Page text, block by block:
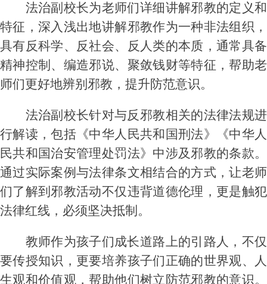
法治副校长为老师们详细讲解邪教的定义和
特征，深入浅出地讲解邪教作为一种非法组织，
具有反科学、反社会、反人类的本质，通常具备
精神控制、编造邪说、聚敛钱财等特征，帮助老
师们更好地辨别邪教，提升防范意识。
法治副校长针对与反邪教相关的法律法规进
行解读，包括《中华人民共和国刑法》《中华人
民共和国治安管理处罚法》中涉及邪教的条款。
通过实际案例与法律条文相结合的方式，让老师
们了解到邪教活动不仅违背道德伦理，更是触犯
法律红线，必须坚决抵制。
教师作为孩子们成长道路上的引路人，不仅
要传授知识，更要培养孩子们正确的世界观、人
生观和价值观，帮助他们树立防范邪教的意识。